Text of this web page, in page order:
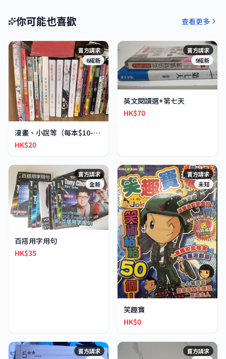
你可能也喜歡 查看更多
賣方請求
6成新
漫畫、小說等（每本$10-30不等）
HK$20
賣方請求
9成新
英文閱讀選+第七天
HK$70
賣方請求
全新
百搭用字用句
HK$35
賣方請求
未知
笑趣寶
HK$0
賣方請求
賣方請求